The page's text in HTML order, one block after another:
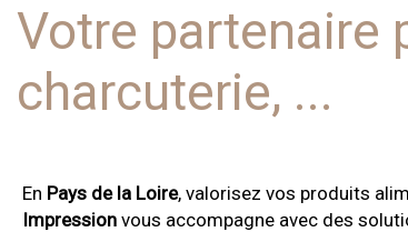
Votre partenaire
charcuterie, ...
En Pays de la Loire, valorisez vos produits
Impression vous accompagne avec des